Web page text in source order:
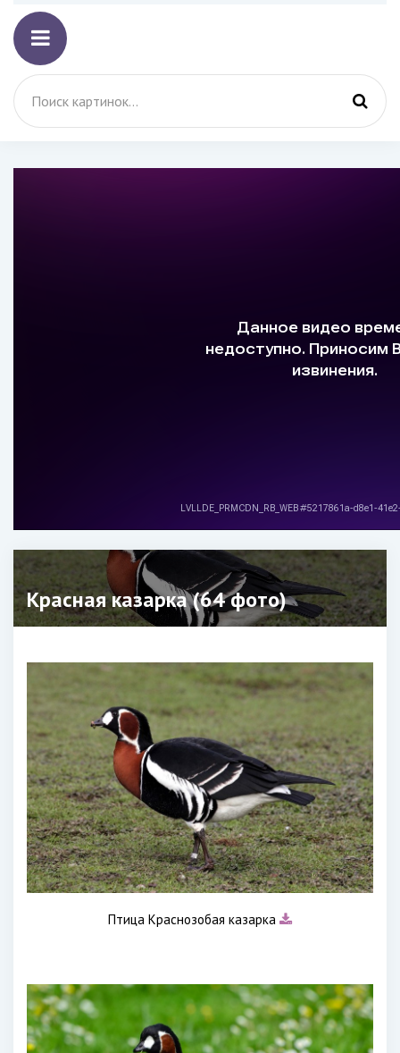
Красная казарка (64 фото)
Птица Краснозобая казарка